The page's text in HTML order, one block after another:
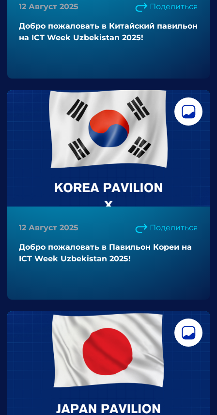
12 Август 2025 Поделиться
Добро пожаловать в Китайский павильон
на ICT Week Uzbekistan 2025!
12 Август 2025 Поделиться
Добро пожаловать в Павильон Кореи на
ICT Week Uzbekistan 2025!